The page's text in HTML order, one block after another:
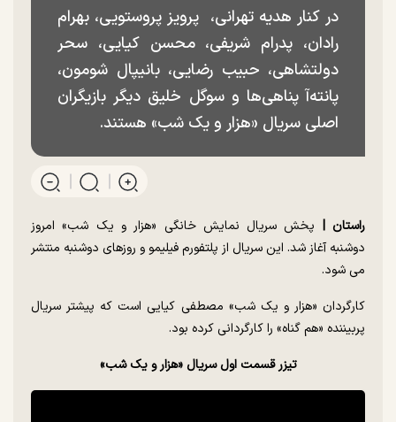
در کنار هدیه تهرانی، پرویز پروستویی، بهرام
رادان، پدرام شریفی، محسن کیایی، سحر
دولتشاهی، حبیب رضایی، بانیپال شومون،
پانته‌آ پناهی‌ها و سوگل خلیق دیگر بازیگران
اصلی سریال «هزار و یک شب» هستند.
راستان | پخش سریال نمایش خانگی «هزار و یک شب» امروز
دوشنبه آغاز شد. این سریال از پلتفورم فیلیمو و روزهای دوشنبه منتشر
می شود.
کارگردان «هزار و یک شب» مصطفی کیایی است که پیشتر سریال
پربیننده «هم گناه» را کارگردانی کرده بود.
تیزر قسمت اول سریال «هزار و یک شب»